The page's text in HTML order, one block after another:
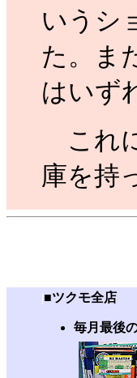
いうシ
た。ま
はいず
これ
庫を持
|■ツクモ全店
毎月最後